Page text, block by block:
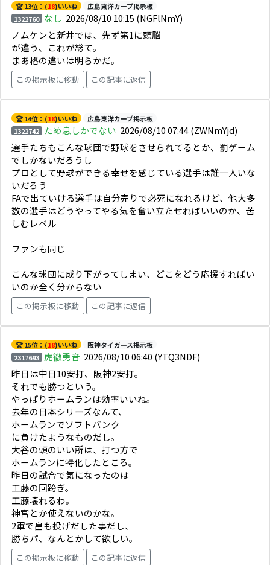
🏆 13位：(18)いいね
広島東洋カープ掲示板
1322760 なし 2026/08/10 10:15 (NGFlNmY)
ノムケンと新井では、先ず第1に頭脳
が違う、これが総て。
まあ格の違いは明らかだ。
この掲示板に移動 この記事に返信
🏆 14位：(18)いいね
広島東洋カープ掲示板
1322742 ため息しかでない 2026/08/10 07:44(ZWNmYjd)
選手たちもこんな球団で野球をさせられてるとか、罰ゲーム
でしかないだろうし
プロとして野球ができる幸せを感じている選手は誰一人いな
いだろう
FAで出ていける選手は自分売りで必死になれるけど、他大多
数の選手はどうやってやる気を奮い立たせればいいのか、苦
しむレベル
ファンも同じ
こんな球団に成り下がってしまい、どこをどう応援すればい
いのか全く分からない
この掲示板に移動 この記事に返信
🏆 15位：(18)いいね
阪神タイガース掲示板
2317693 虎徹勇音 2026/08/10 06:40 (YTQ3NDF)
昨日は中日10安打、阪神2安打。
それでも勝つという。
やっぱりホームランは効率いいね。
去年の日本シリーズなんて、
ホームランでソフトバンク
に負けたようなものだし。
大谷の頭のいい所は、打つ方で
ホームランに特化したところ。
昨日の試合で気になったのは
工藤の回跨ぎ。
工藤壊れるわ。
神宮とか使えないのかな。
2軍で畠も投げだした事だし、
勝ちパ、なんとかして欲しい。
この掲示板に移動 この記事に返信